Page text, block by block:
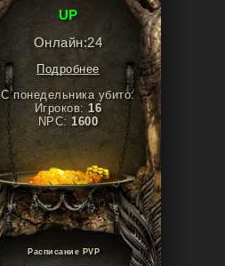
UP
Онлайн:24
Подробнее
С понедельника убито:
Игроков:16
NPC:1600
Расписание PVP